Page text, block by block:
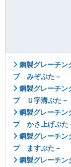
鋼製グレーチ
プ みぞぶた－
鋼製グレーチ
プ Ｕ字溝ぶた－
鋼製グレーチ
プ かさ上げぶた
鋼製グレーチ
プ ますぶた－
鋼製グレーチ